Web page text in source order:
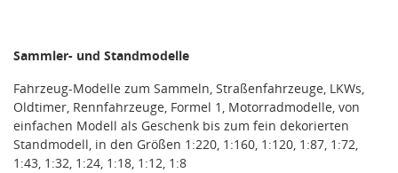
Sammler- und Standmodelle
Fahrzeug-Modelle zum Sammeln, Straßenfahrzeuge, LKWs,
Oldtimer, Rennfahrzeuge, Formel 1, Motorradmodelle, von
einfachen Modell als Geschenk bis zum fein dekorierten
Standmodell, in den Größen 1:220, 1:160, 1:120, 1:87, 1:72,
1:43, 1:32, 1:24, 1:18, 1:12, 1:8